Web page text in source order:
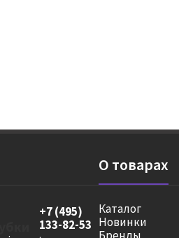
+7 (495)
133-82-53
О товарах
Каталог
Новинки